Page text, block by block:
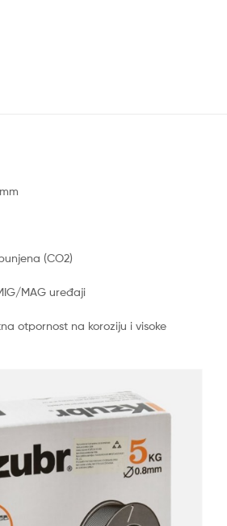
(CO2)
MAG uređaji
otpornost na koroziju i visoke